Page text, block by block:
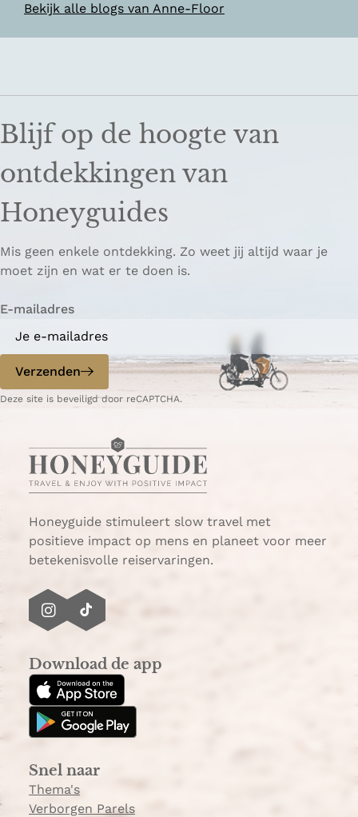
Bekijk alle blogs van Anne-Floor
Blijf op de hoogte van
ontdekkingen van
Honeyguides
Mis geen enkele ontdekking. Zo weet jij altijd waar je
moet zijn en wat er te doen is.
E-mailadres
Verzenden
Deze site is beveiligd door reCAPTCHA.
Honeyguide stimuleert slow travel met
positieve impact op mens en planeet voor meer
betekenisvolle reiservaringen.
I
t
a
g
m
T
T
o
k
Download de app
Snel naar
Thema's
Verborgen Parels